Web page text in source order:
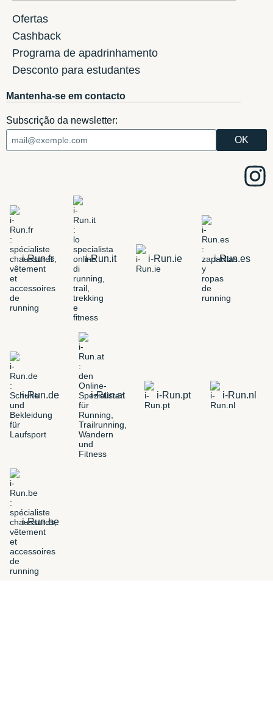
Ofertas
Cashback
Programa de apadrinhamento
Desconto para estudantes
Mantenha-se em contacto
Subscrição da newsletter:
i-Run.fr i-Run.it i-Run.ie i-Run.es
i-Run.de i-Run.at i-Run.pt i-Run.nl
i-Run.be